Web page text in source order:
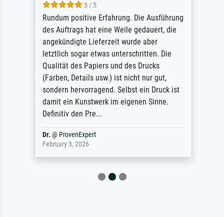
5 / 5
Rundum positive Erfahrung. Die Ausführung
des Auftrags hat eine Weile gedauert, die
angekündigte Lieferzeit wurde aber
letztlich sogar etwas unterschritten. Die
Qualität des Papiers und des Drucks
(Farben, Details usw.) ist nicht nur gut,
sondern hervorragend. Selbst ein Druck ist
damit ein Kunstwerk im eigenen Sinne.
Definitiv den Pre...
Dr.@ ProvenExpert
February 3, 2026